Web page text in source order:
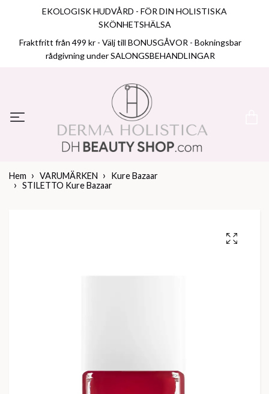
EKOLOGISK HUDVÅRD - FÖR DIN HOLISTISKA
SKÖNHETSHÄLSA
Fraktfritt från 499 kr - Välj till BONUSGÅVOR - Bokningsbar
rådgivning under SALONGSBEHANDLINGAR
Hem VARUMÄRKEN
Kure Bazaar
STILETTO Kure Bazaar